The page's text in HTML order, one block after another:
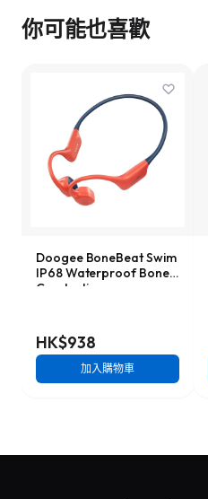
你可能也喜歡
Doogee BoneBeat Swim
IP68 Waterproof Bone
Conduction
HK$938
加入購物車